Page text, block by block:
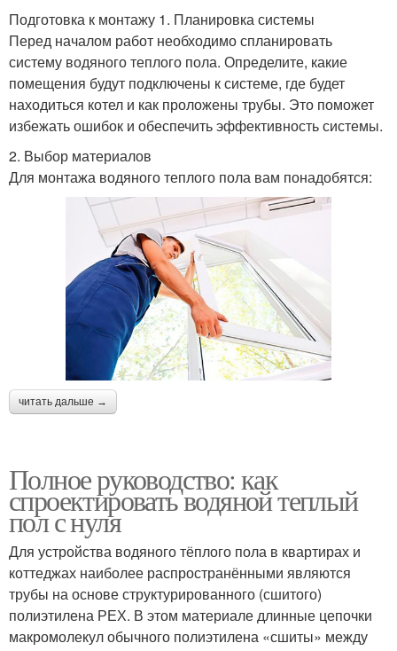
Подготовка к монтажу 1. Планировка системы
Перед началом работ необходимо спланировать
систему водяного теплого пола. Определите, какие
помещения будут подключены к системе, где будет
находиться котел и как проложены трубы. Это поможет
избежать ошибок и обеспечить эффективность системы.
2. Выбор материалов
Для монтажа водяного теплого пола вам понадобятся:
читать дальше →
Полное руководство: как
спроектировать водяной теплый
пол с нуля
Для устройства водяного тёплого пола в квартирах и
коттеджах наиболее распространёнными являются
трубы на основе структурированного (сшитого)
полиэтилена РЕХ. В этом материале длинные цепочки
макромолекул обычного полиэтилена «сшиты» между